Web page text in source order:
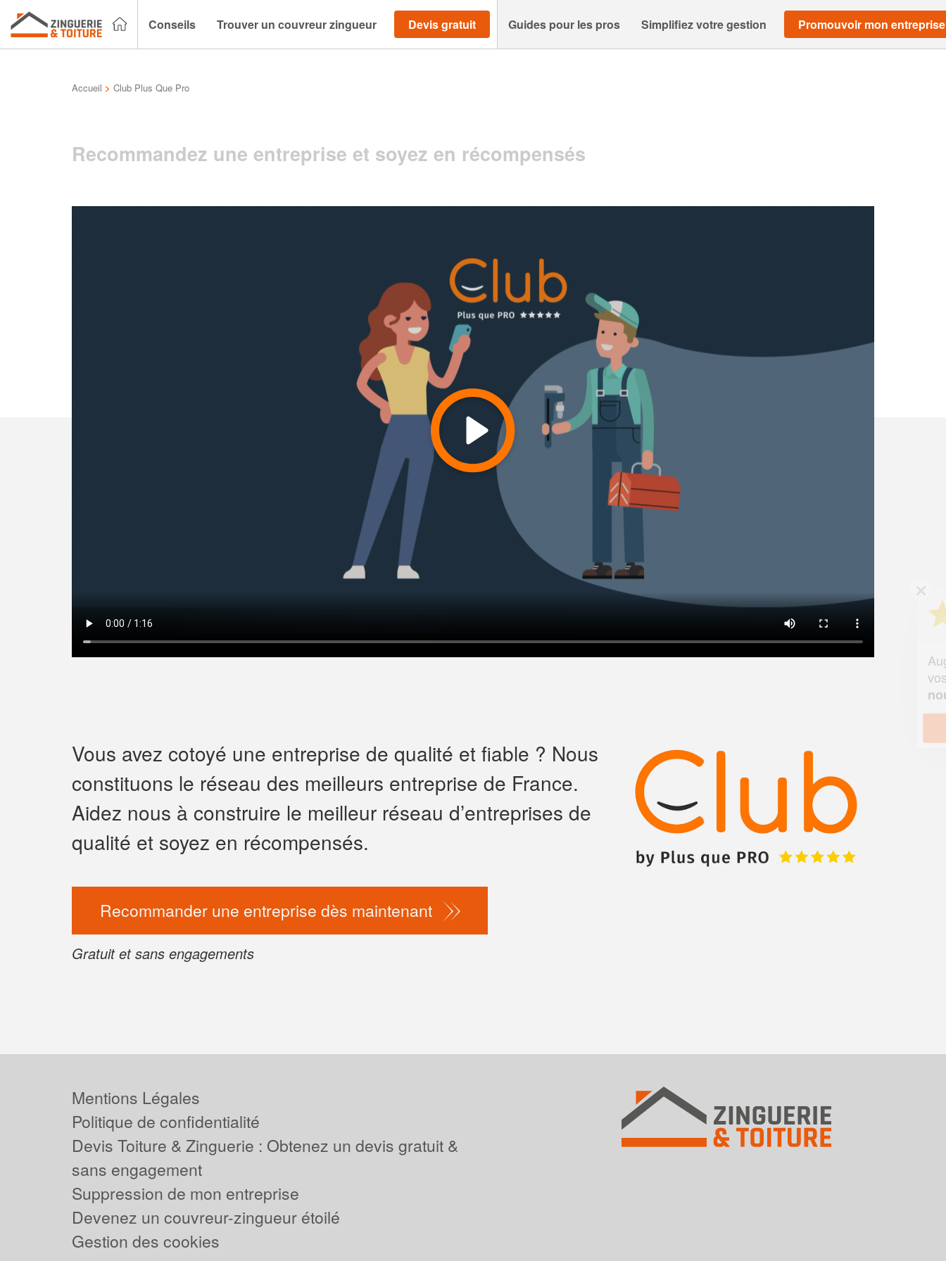
Conseils Trouver un couvreur zingueur Devis gratuit Guides pour les pros Simplifiez votre gestion Promouvoir mon entreprise
Accueil > Club Plus Que Pro
Recommandez une entreprise et soyez en récompensés
Vous avez cotoyé une entreprise de qualité et fiable ? Nous
constituons le réseau des meilleurs entreprise de France.
Aidez nous à construire le meilleur réseau d’entreprises de
qualité et soyez en récompensés.
Recommander une entreprise dès maintenant
Gratuit et sans engagements
Vous êtes un
professionnel ?
Augmentez votrechiffre d'affaires
Mentions Légales
Politique de confidentialité
Devis Toiture & Zinguerie : Obtenez un devis gratuit &
sans engagement
Suppression de mon entreprise
Devenez un couvreur-zingueur étoilé
Gestion des cookies